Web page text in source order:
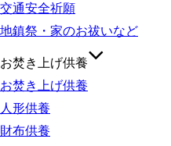
え
交通安全祈願
地鎮祭・家のお祓いなど
お焚き上げ供養
お焚き上げ供養
人形供養
財布供養